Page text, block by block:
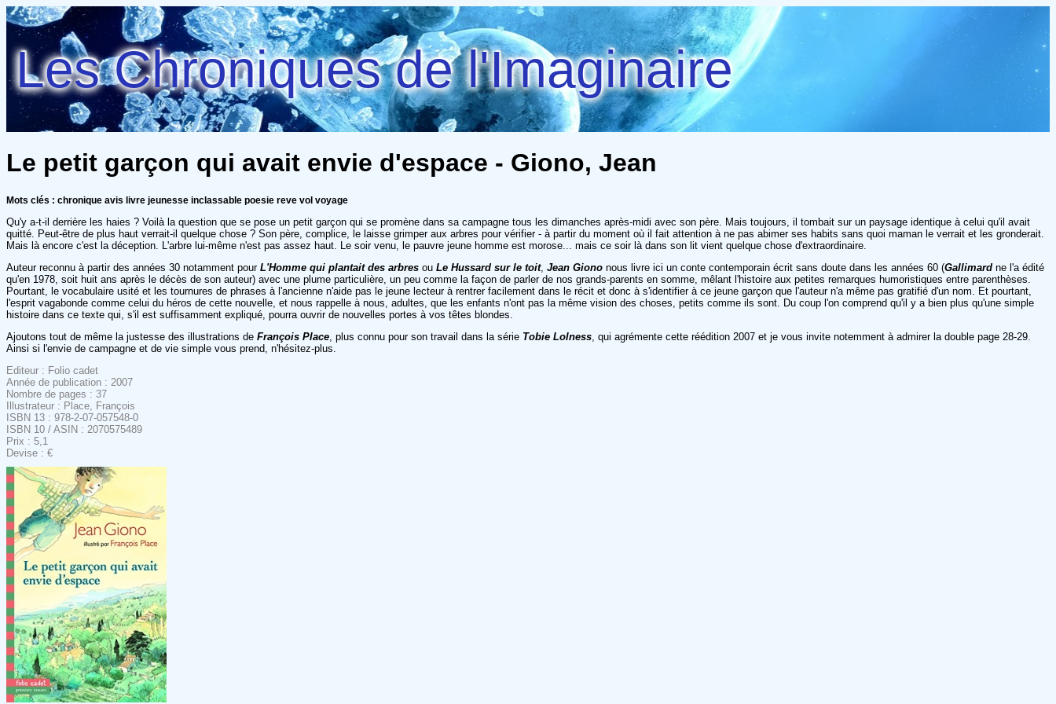
Les Chroniques de l'Imaginaire
Le petit garçon qui avait envie d'espace - Giono, Jean
Mots clés : chronique avis livre jeunesse inclassable poesie reve vol voyage
Qu'y a-t-il derrière les haies ? Voilà la question que se pose un petit garçon qui se promène dans sa campagne tous les dimanches après-midi avec son père. Mais toujours, il tombait sur un paysage identique à celui qu'il avait
quitté. Peut-être de plus haut verrait-il quelque chose ? Son père, complice, le laisse grimper aux arbres pour vérifier - à partir du moment où il fait attention à ne pas abimer ses habits sans quoi maman le verrait et les gronderait.
Mais là encore c'est la déception. L'arbre lui-même n'est pas assez haut. Le soir venu, le pauvre jeune homme est morose... mais ce soir là dans son lit vient quelque chose d'extraordinaire.
Auteur reconnu à partir des années 30 notamment pour L'Homme qui plantait des arbres ou Le Hussard sur le toit, Jean Giono nous livre ici un conte contemporain écrit sans doute dans les années 60 (Gallimard ne l'a édité
qu'en 1978, soit huit ans après le décès de son auteur) avec une plume particulière, un peu comme la façon de parler de nos grands-parents en somme, mêlant l'histoire aux petites remarques humoristiques entre parenthèses.
Pourtant, le vocabulaire usité et les tournures de phrases à l'ancienne n'aide pas le jeune lecteur à rentrer facilement dans le récit et donc à s'identifier à ce jeune garçon que l'auteur n'a même pas gratifié d'un nom. Et pourtant,
l'esprit vagabonde comme celui du héros de cette nouvelle, et nous rappelle à nous, adultes, que les enfants n'ont pas la même vision des choses, petits comme ils sont. Du coup l'on comprend qu'il y a bien plus qu'une simple
histoire dans ce texte qui, s'il est suffisamment expliqué, pourra ouvrir de nouvelles portes à vos têtes blondes.
Ajoutons tout de même la justesse des illustrations de François Place , plus connu pour son travail dans la série Tobie Lolness , qui agrémente cette réédition 2007 et je vous invite notemment à admirer la double page 28-29.
Ainsi si l'envie de campagne et de vie simple vous prend, n'hésitez-plus.
Editeur : Folio cadet
Année de publication : 2007
Nombre de pages : 37
Illustrateur : Place, François
ISBN 13 : 978-2-07-057548-0
ISBN 10 / ASIN : 2070575489
Prix : 5,1
Devise : €